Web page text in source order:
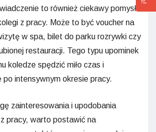
to również ciekawy pomysł
z pracy. Może to być voucher na
w spa, bilet do parku rozrywki czy
restauracji. Tego typu upominek
koledze spędzić miło czas i
po intensywnym okresie pracy.
zainteresowania i upodobania
pracy, warto postawić na